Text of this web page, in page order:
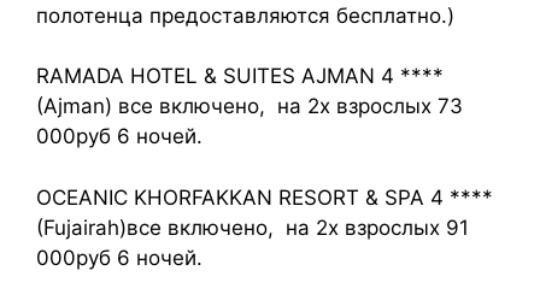
полотенца предоставляются бесплатно.)
RAMADA HOTEL & SUITES AJMAN 4 ****
(Ajman) все включено, на 2х взрослых 73
000руб 6 ночей.
OCEANIC KHORFAKKAN RESORT & SPA 4 ****
(Fujairah)все включено, на 2х взрослых 91
000руб 6 ночей.